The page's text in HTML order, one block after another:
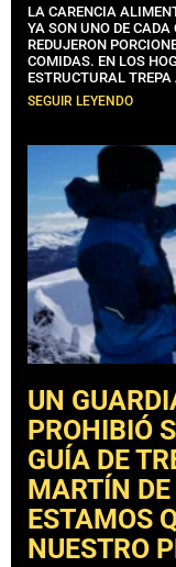
LA CARENCIA
YA SON UNO DE CADA
REDUJERON
COMIDAS. EN LOS
ESTRUCTURAL
SEGUIR LEYENDO
UN
PROHIBIÓ
GUÍA DE
MARTÍN
ESTAMOS
NUESTRO